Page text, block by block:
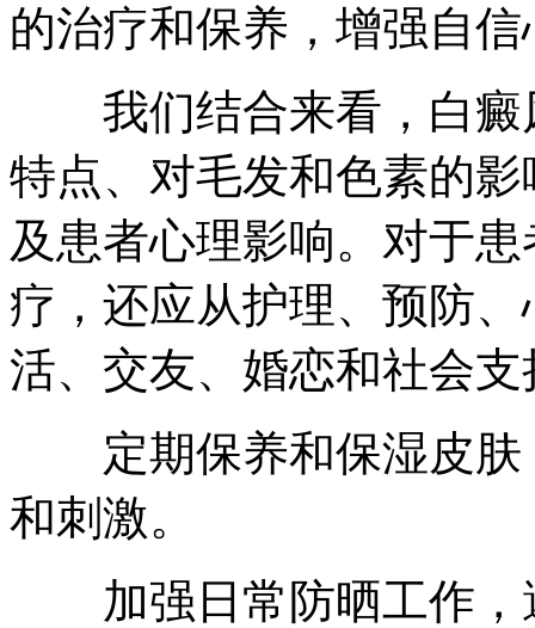
的治疗和保养，增强自
我们结合来看，白癜
特点、对毛发和色素的
及患者心理影响。对于
疗，还应从护理、预防
活、交友、婚恋和社会
定期保养和保湿皮肤
和刺激。
加强日常防晒工作，